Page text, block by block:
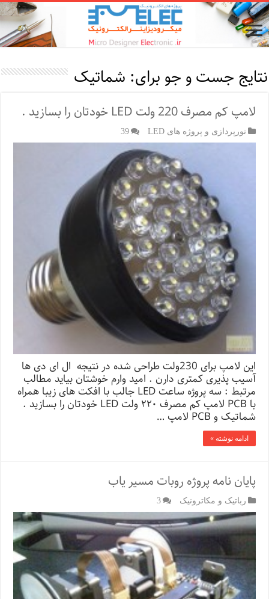
نتایج جست و جو برای: شماتیک
لامپ کم مصرف 220 ولت LED خودتان را بسازید .
نورپردازی و پروژه های LED 39
این لامپ برای 230ولت طراحی شده در نتیجه ال ای دی ها
آسیب پذیری کمتری دارن . امید وارم خوشتان بیاید مطالب
مرتبط : سه پروژه ساعت LED جالب با افکت های زیبا همراه
با PCB لامپ کم مصرف ۲۲۰ ولت LED خودتان را بسازید .
شماتیک و PCB لامپ …
ادامه نوشته »
پایان نامه پروژه روبات مسیر یاب
رباتیک و مکاترونیک 3